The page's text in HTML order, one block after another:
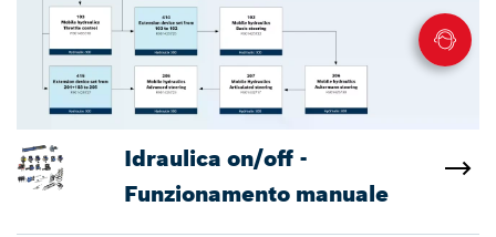
Idraulica on/off -
Funzionamento manuale